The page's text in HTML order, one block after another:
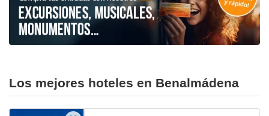
Los mejores hoteles en Benalmádena